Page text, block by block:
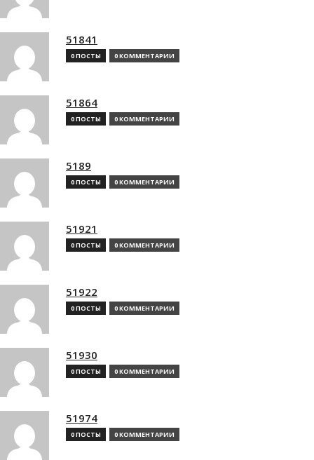
51841
0 ПОСТЫ 0 КОММЕНТАРИИ
51864
0 ПОСТЫ 0 КОММЕНТАРИИ
5189
0 ПОСТЫ 0 КОММЕНТАРИИ
51921
0 ПОСТЫ 0 КОММЕНТАРИИ
51922
0 ПОСТЫ 0 КОММЕНТАРИИ
51930
0 ПОСТЫ 0 КОММЕНТАРИИ
51974
0 ПОСТЫ 0 КОММЕНТАРИИ